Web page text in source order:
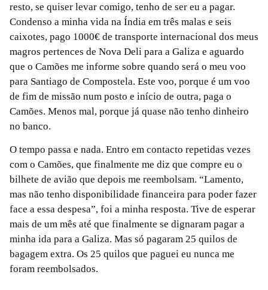
resto, se quiser levar comigo, tenho de ser eu a pagar.
Condenso a minha vida na Índia em três malas e seis
caixotes, pago 1000€ de transporte internacional dos meus
magros pertences de Nova Deli para a Galiza e aguardo
que o Camões me informe sobre quando será o meu voo
para Santiago de Compostela. Este voo, porque é um voo
de fim de missão num posto e início de outra, paga o
Camões. Menos mal, porque já quase não tenho dinheiro
no banco.
O tempo passa e nada. Entro em contacto repetidas vezes
com o Camões, que finalmente me diz que compre eu o
bilhete de avião que depois me reembolsam. “Lamento,
mas não tenho disponibilidade financeira para poder fazer
face a essa despesa”, foi a minha resposta. Tive de esperar
mais de um mês até que finalmente se dignaram pagar a
minha ida para a Galiza. Mas só pagaram 25 quilos de
bagagem extra. Os 25 quilos que paguei eu nunca me
foram reembolsados.